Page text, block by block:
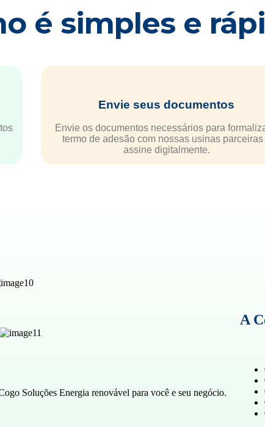
é simples e
Envie seus documentos
Envie os documentos necessários para
termo de adesão com nossas usinas parceiras
assine digitalmente.
Soluções Energia renovável para você e seu negócio.
A